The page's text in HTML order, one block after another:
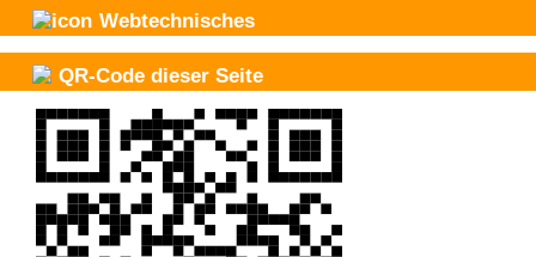
Webtechnisches
QR-Code dieser Seite